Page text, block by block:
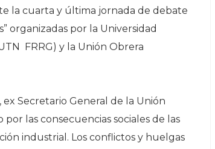
la cuarta y última jornada de debate
organizadas por la Universidad
FRRG) y la Unión Obrera
Secretario General de la Unión
las consecuencias sociales de las
industrial. Los conflictos y huelgas